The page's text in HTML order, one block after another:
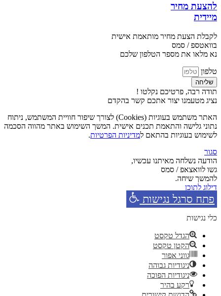
להצעת מחיר
מיידית
לקבלת הצעת מחיר מותאמת אישית
בוואטספ / סמס
נא מלאו את מספר הטלפון שלכם
טלפון
שליחה
תודה רבה, פרטיכם נקלטו !
נציג מטעמנו יצור אתכם קשר בהקדם
האתר משתמש בעוגיות (Cookies) לצורך שיפור חוויית המשתמש, ניתוח
נתוני גלישה והתאמת תכנים אישית. המשך השימוש באתר מהווה הסכמה
לשימוש בעוגיות בהתאם למדיניות הפרטיות.
סגור
הודעה נשלחה מאיתנו עכשיו,
גשו לוואצאפ / סמס
להמשך שיחה.
דילוג לתוכן
פתח סרגל נגישות
כלי נגישות
הגדל טקסט
הקטן טקסט
גווני אפור
ניגודיות גבוהה
ניגודיות הפוכה
רקע בהיר